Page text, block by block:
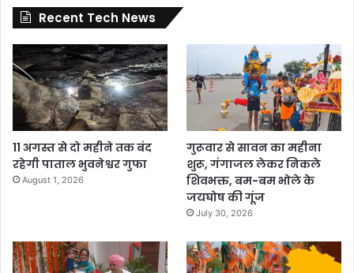
Recent Tech News
11 अगस्त से दो महीने तक बंद
रहेगी पाताल भुवनेश्वर गुफा
August 1, 2026
गुरूवार से सावन का महीना
शुरू, गंगाजल लेकर निकले
शिवभक्त, बम-बम भोले के
जयघोष की गूंज
July 30, 2026